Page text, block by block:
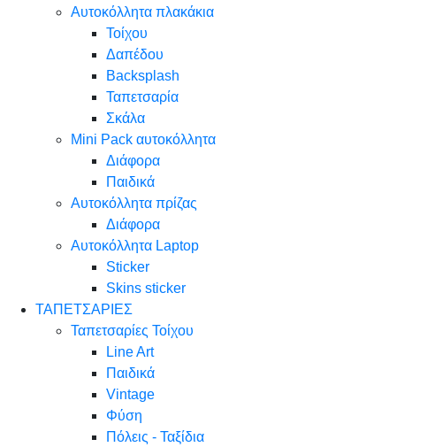
Αυτοκόλλητα πλακάκια
Τοίχου
Δαπέδου
Backsplash
Ταπετσαρία
Σκάλα
Mini Pack αυτοκόλλητα
Διάφορα
Παιδικά
Αυτοκόλλητα πρίζας
Διάφορα
Αυτοκόλλητα Laptop
Sticker
Skins sticker
ΤΑΠΕΤΣΑΡΙΕΣ
Ταπετσαρίες Τοίχου
Line Art
Παιδικά
Vintage
Φύση
Πόλεις - Ταξίδια